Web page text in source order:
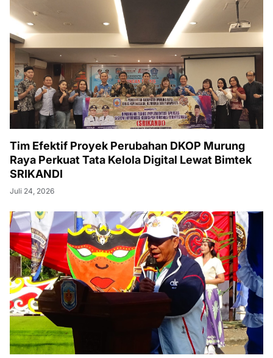
Tim Efektif Proyek Perubahan DKOP Murung
Raya Perkuat Tata Kelola Digital Lewat Bimtek
SRIKANDI
Juli 24, 2026